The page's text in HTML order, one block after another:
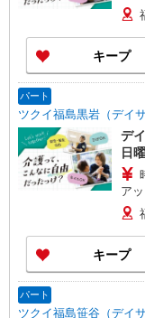
キープ
パート
ツクイ福島黒岩（デイサ
デ
日
ア
キープ
パート
ツクイ福島笹谷（デイサ